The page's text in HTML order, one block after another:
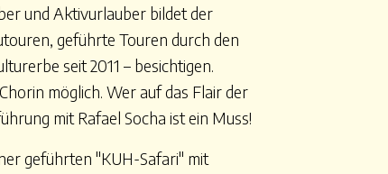
und Aktivurlauber bildet der
geführte Touren durch den
seit 2011 – besichtigen.
möglich. Wer auf das Flair der
mit Rafael Socha ist ein Muss!
geführten "KUH-Safari" mit